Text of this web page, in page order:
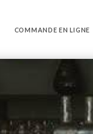
COMMANDE EN LIGNE